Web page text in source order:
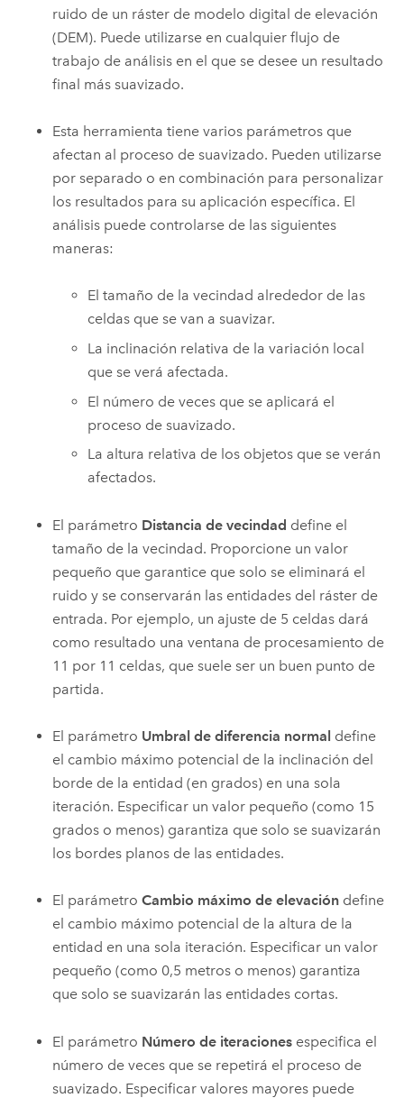
ruido de un ráster de modelo digital de elevación
(DEM). Puede utilizarse en cualquier flujo de
trabajo de análisis en el que se desee un resultado
final más suavizado.
Esta herramienta tiene varios parámetros que
afectan al proceso de suavizado. Pueden utilizarse
por separado o en combinación para personalizar
los resultados para su aplicación específica. El
análisis puede controlarse de las siguientes
maneras:
El tamaño de la vecindad alrededor de las
celdas que se van a suavizar.
La inclinación relativa de la variación local
que se verá afectada.
El número de veces que se aplicará el
proceso de suavizado.
La altura relativa de los objetos que se verán
afectados.
El parámetro Distancia de vecindad define el
tamaño de la vecindad. Proporcione un valor
pequeño que garantice que solo se eliminará el
ruido y se conservarán las entidades del ráster de
entrada. Por ejemplo, un ajuste de 5 celdas dará
como resultado una ventana de procesamiento de
11 por 11 celdas, que suele ser un buen punto de
partida.
El parámetro Umbral de diferencia normal define
el cambio máximo potencial de la inclinación del
borde de la entidad (en grados) en una sola
iteración. Especificar un valor pequeño (como 15
grados o menos) garantiza que solo se suavizarán
los bordes planos de las entidades.
El parámetroCambio máximo de elevación define
el cambio máximo potencial de la altura de la
entidad en una sola iteración. Especificar un valor
pequeño (como 0,5 metros o menos) garantiza
que solo se suavizarán las entidades cortas.
El parámetro Número de iteraciones especifica el
número de veces que se repetirá el proceso de
suavizado. Especificar valores mayores puede